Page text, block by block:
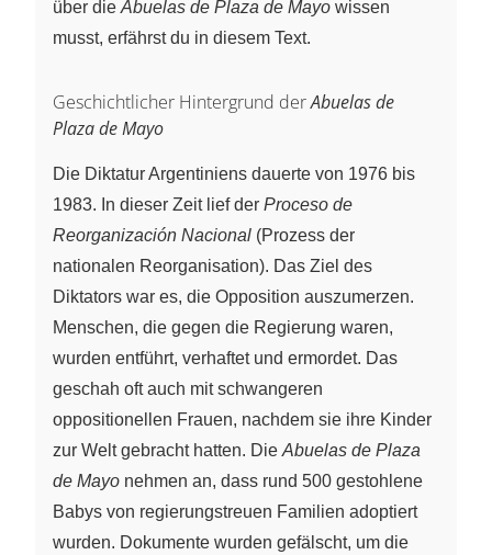
über die Abuelas de Plaza de Mayo wissen
musst, erfährst du in diesem Text.
Geschichtlicher Hintergrund derAbuelas de
Plaza de Mayo
Die Diktatur Argentiniens dauerte von 1976 bis
1983. In dieser Zeit lief der Proceso de
Reorganización Nacional (Prozess der
nationalen Reorganisation). Das Ziel des
Diktators war es, die Opposition auszumerzen.
Menschen, die gegen die Regierung waren,
wurden entführt, verhaftet und ermordet. Das
geschah oft auch mit schwangeren
oppositionellen Frauen, nachdem sie ihre Kinder
zur Welt gebracht hatten. Die Abuelas de Plaza
de Mayo nehmen an, dass rund 500 gestohlene
Babys von regierungstreuen Familien adoptiert
wurden. Dokumente wurden gefälscht, um die